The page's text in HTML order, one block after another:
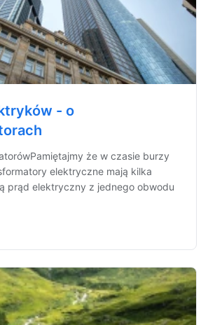
- o
że w czasie burzy
elektryczne mają kilka
prąd elektryczny z jednego obwodu